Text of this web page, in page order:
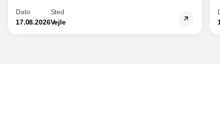
fødevarestandardens integration med andre
standarder.
Dato
17.08.2026
Sted
Vejle